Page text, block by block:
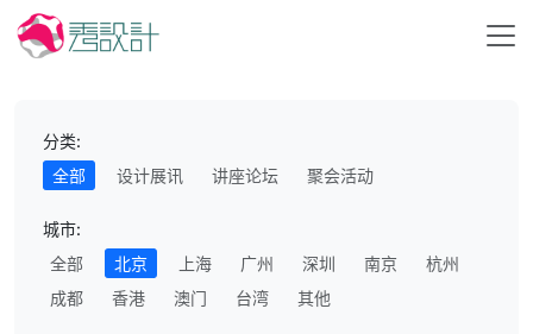
分类:
全部
设计展讯 讲座论坛 聚会活动
城市:
全部
北京 上海 广州 深圳 南京
杭州
成都
香港 澳门 台湾 其他